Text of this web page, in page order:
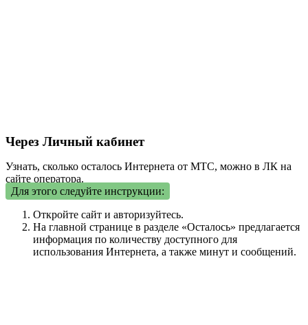
Через Личный кабинет
Узнать, сколько осталось Интернета от МТС, можно в ЛК на
сайте оператора.
Для этого следуйте инструкции:
Откройте сайт и авторизуйтесь.
На главной странице в разделе «Осталось» предлагается
информация по количеству доступного для
использования Интернета, а также минут и сообщений.